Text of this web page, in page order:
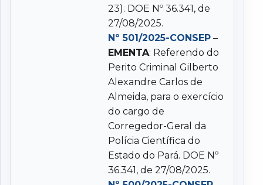
23). DOE Nº 36.341, de
27/08/2025.
Nº 501/2025-CONSEP –
EMENTA: Referendo do
Perito Criminal Gilberto
Alexandre Carlos de
Almeida, para o exercício
do cargo de
Corregedor-Geral da
Polícia Científica do
Estado do Pará. DOE Nº
36.341, de 27/08/2025.